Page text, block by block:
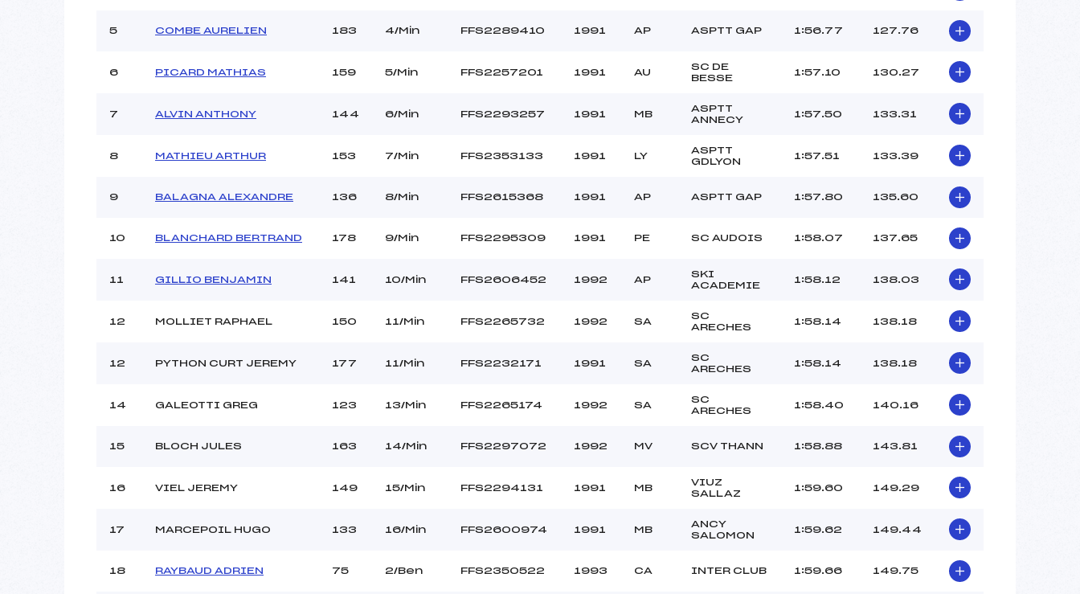
Ouvreurs C :
club ()
Ouvreurs C :
club ()
Température départ :
_1
Pénalité appliquée :
109.1900
5 COMBE AURELIEN 183 4/Min FFS2289410 1991 AP ASPTT GAP 1:56.77 127.76
6 PICARD MATHIAS 159 5/Min FFS2257201 1991 AU
SC DE
BESSE
1:57.10 130.27
7 ALVIN ANTHONY 144 6/Min FFS2293257 1991 MB
ASPTT
ANNECY
1:57.50 133.31
8 MATHIEU ARTHUR 153 7/Min FFS2353133 1991 LY
ASPTT
GDLYON
1:57.51 133.39
9 BALAGNA ALEXANDRE 136 8/Min FFS2615368 1991 AP ASPTT GAP 1:57.80 135.60
10 BLANCHARD BERTRAND 178 9/Min FFS2295309 1991 PE SC AUDOIS 1:58.07 137.65
11 GILLIO BENJAMIN 141 10/Min FFS2606452 1992 AP
SKI
ACADEMIE
1:58.12 138.03
12 MOLLIET RAPHAEL 150 11/Min FFS2265732 1992 SA
SC
ARECHES
1:58.14 138.18
12 PYTHON CURT JEREMY 177 11/Min FFS2232171 1991 SA
SC
ARECHES
1:58.14 138.18
14 GALEOTTI GREG 123 13/Min FFS2265174 1992 SA
SC
ARECHES
1:58.40 140.16
15 BLOCH JULES 163 14/Min FFS2297072 1992 MV SCV THANN 1:58.88 143.81
16 VIEL JEREMY 149 15/Min FFS2294131 1991 MB
VIUZ
SALLAZ
1:59.60 149.29
17 MARCEPOIL HUGO 133 16/Min FFS2600974 1991 MB
ANCY
SALOMON
1:59.62 149.44
18 RAYBAUD ADRIEN 75 2/Ben FFS2350522 1993 CA INTER CLUB 1:59.66 149.75